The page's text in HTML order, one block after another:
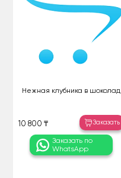
Нежная клубника в шоколад
10 800 ₸ Заказать
Заказать по
WhatsApp